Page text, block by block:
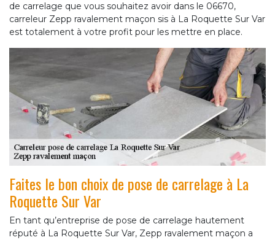
de carrelage que vous souhaitez avoir dans le 06670,
carreleur Zepp ravalement maçon sis à La Roquette Sur Var
est totalement à votre profit pour les mettre en place.
Faites le bon choix de pose de carrelage à La
Roquette Sur Var
En tant qu’entreprise de pose de carrelage hautement
réputé à La Roquette Sur Var, Zepp ravalement maçon a